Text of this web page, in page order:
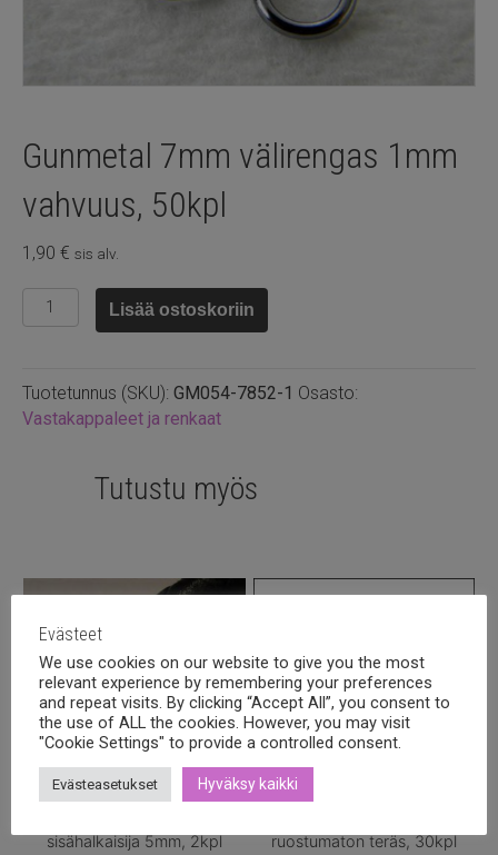
Gunmetal 7mm välirengas 1mm
vahvuus, 50kpl
1,90 € sis alv.
Gunmetal
7mm
vahvuus,
50kpl
Lisää ostoskoriin
Tuotetunnus (SKU): GM054-7852-1 Osasto:
Vastakappaleet ja renkaat
Tutustu myös
sisähalkaisija 5mm, 2kpl
ruostumaton teräs, 30kpl
Evästeet
We use cookies on our website to give you the most
relevant experience by remembering your preferences
and repeat visits. By clicking “Accept All”, you consent to
the use of ALL the cookies. However, you may visit
"Cookie Settings" to provide a controlled consent.
Evästeasetukset Hyväksy kaikki